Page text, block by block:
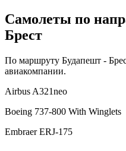
Самолеты по
Брест
По маршруту Будапешт -
авиакомпании.
Airbus A321neo
Boeing 737-800 With Winglets
Embraer ERJ-175